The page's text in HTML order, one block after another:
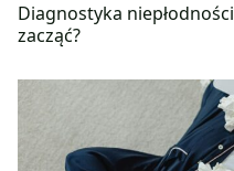
Diagnostyka
zacząć?